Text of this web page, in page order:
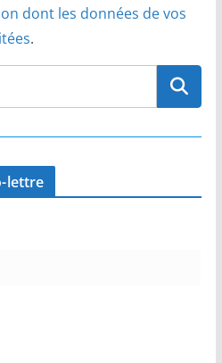
dont les données de vos
.
lettre